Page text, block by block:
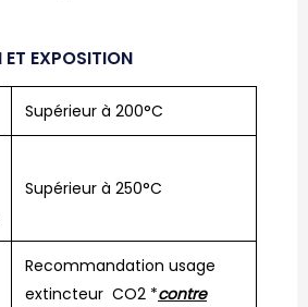
EXPOSITION
Supérieur à 200°C
Supérieur à 250°C
Recommandation usage
extincteur CO2 *contre